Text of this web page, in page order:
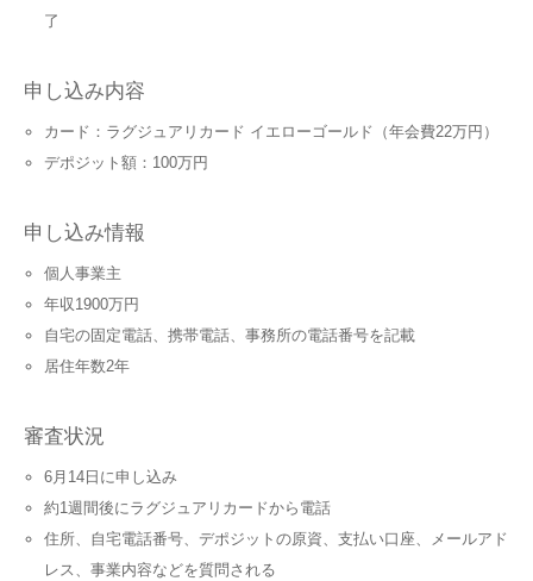
了
申し込み内容
カード：ラグジュアリカード イエローゴールド（年会費22万円）
デポジット額：100万円
申し込み情報
個人事業主
年収1900万円
自宅の固定電話、携帯電話、事務所の電話番号を記載
居住年数2年
審査状況
6月14日に申し込み
約1週間後にラグジュアリカードから電話
住所、自宅電話番号、デポジットの原資、支払い口座、メールアド
レス、事業内容などを質問される